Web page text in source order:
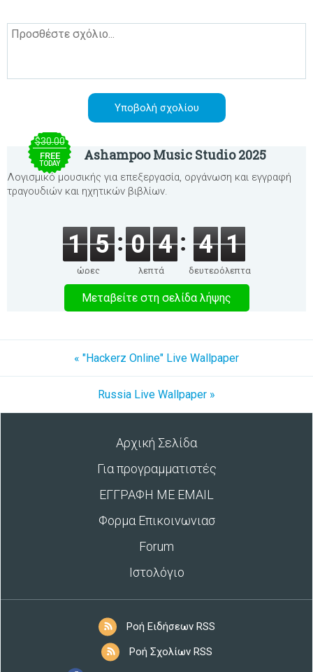
$30.00
FREE
TODAY
Ashampoo Music Studio 2025
Λογισμικό μουσικής για επεξεργασία, οργάνωση και εγγραφή
τραγουδιών και ηχητικών βιβλίων.
1 5
ώρες
0 4
λεπτά
4 1
δευτερόλεπτα
Μεταβείτε στη σελίδα λήψης
« "Hackerz Online" Live Wallpaper
Russia Live Wallpaper »
Αρχική Σελίδα
Για προγραμματιστές
ΕΓΓΡΑΦΗ ΜΕ EMAIL
Φορμα Επικοινωνιασ
Forum
Ιστολόγιο
Ροή Ειδήσεων RSS
Ροή Σχολίων RSS